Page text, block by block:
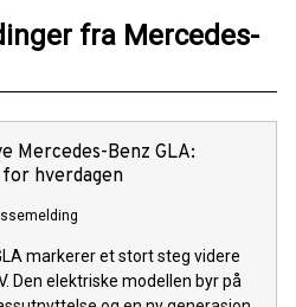
fra Mercedes-
Mercedes-Benz GLA:
hverdagen
markerer et stort steg videre
Den elektriske modellen byr på